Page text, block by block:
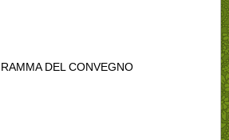
DEL CONVEGNO